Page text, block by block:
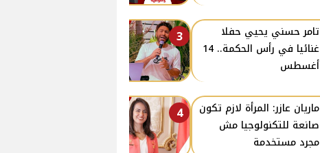
3
تامر حسني يحيي حفلا
غنائيا في رأس الحكمة.. 14
أغسطس
4
ماريان عازر: المرأة لازم تكون
صانعة للتكنولوجيا مش
مجرد مستخدمة